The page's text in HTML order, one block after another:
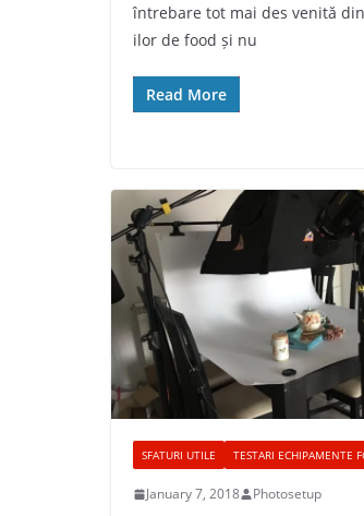
întrebare tot mai des venită
ilor de food și nu
Read More
SFATURI UTILE TESTARI ECHIPAMENTE
January 7, 2018 Photosetup